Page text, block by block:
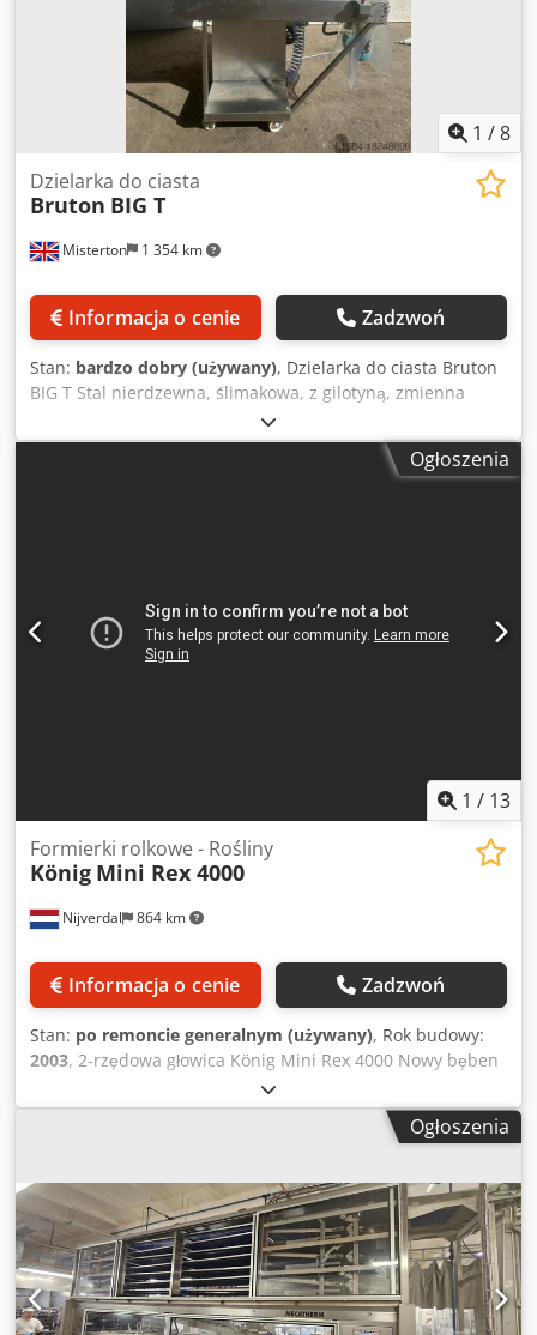
1 /8
Misterton 1 354 km
Dzielarka do ciasta
Bruton BIG T
Informacja o cenie Zadzwoń
Stan: bardzo dobry (używany), Dzielarka do ciasta Bruton
BIG T Stal nierdzewna, ślimakowa, z gilotyną, zmienna
prędkość, pas 1200 mm x 200 mm, szerokość ostrza 130
mm, Przykłady wydajności produkcyjnej:; 2 uncje (56 g);
Pojedyncze formowanie; Do 1800 na godzinę; Podwójne
Ogłoszenia
1 / 13
Nijverdal 864 km
Formierki rolkowe - Rośliny
König Mini Rex 4000
Informacja o cenie Zadzwoń
Stan: po remoncie generalnym (używany), Rok budowy:
2003, 2-rzędowa głowica König Mini Rex 4000 Nowy bęben
SKG54 + AKG70 Zakres wagi 25-140 gr Wydajność do 4000
sztuk/h Cedpsrf Dn Ejfx Ahbsrf Sterowanie cyfrowe Rok
Ogłoszenia